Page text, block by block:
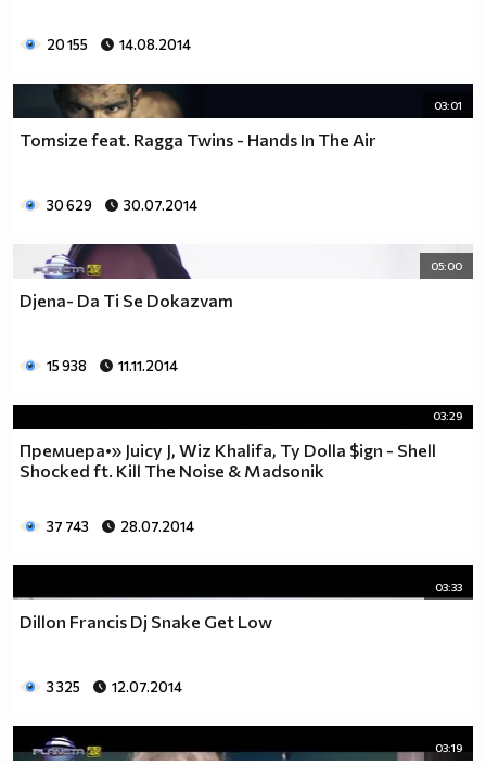
20 155 14.08.2014
03:01
Tomsize feat. Ragga Twins - Hands In The Air
30 629 30.07.2014
05:00
Djena- Da Ti Se Dokazvam
15 938 11.11.2014
03:29
Премиера•» Juicy J, Wiz Khalifa, Ty Dolla $ign - Shell
Shocked ft. Kill The Noise & Madsonik
37 743 28.07.2014
03:33
Dillon Francis Dj Snake Get Low
3 325 12.07.2014
03:19